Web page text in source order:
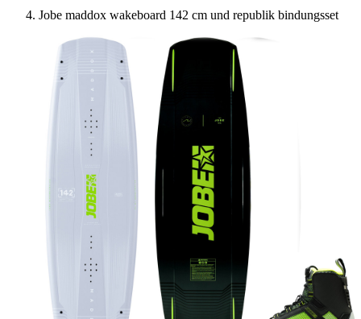
Jobe maddox wakeboard 142 cm und republik bindungsset